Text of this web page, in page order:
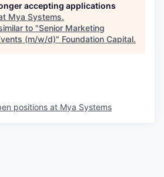
accepting applications
Mya Systems.
to "Senior Marketing
(m/w/d)" Foundation Capital.
positions at Mya Systems